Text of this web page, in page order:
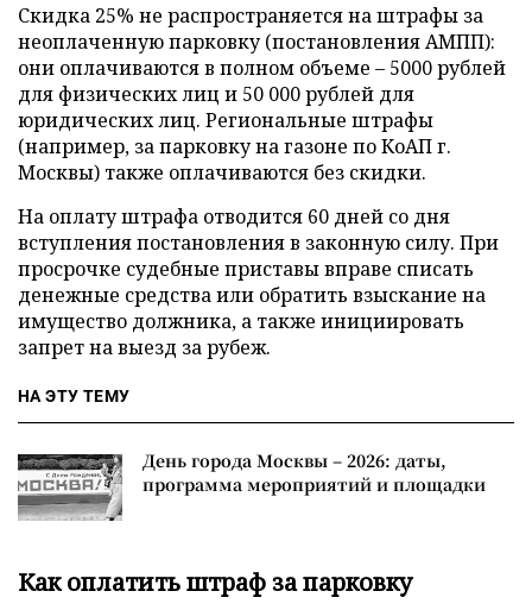
Скидка 25% не распространяется на штрафы за
неоплаченную парковку (постановления АМПП):
они оплачиваются в полном объеме – 5000 рублей
для физических лиц и 50 000 рублей для
юридических лиц. Региональные штрафы
(например, за парковку на газоне по КоАП г.
Москвы) также оплачиваются без скидки.
На оплату штрафа отводится 60 дней со дня
вступления постановления в законную силу. При
просрочке судебные приставы вправе списать
денежные средства или обратить взыскание на
имущество должника, а также инициировать
запрет на выезд за рубеж.
НА ЭТУ ТЕМУ
День города Москвы – 2026: даты,
программа мероприятий и площадки
Как оплатить штраф за парковку